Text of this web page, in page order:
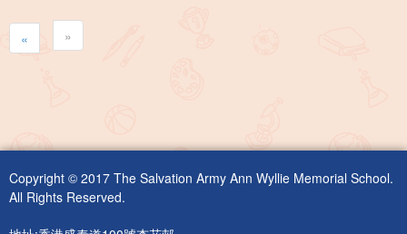
« »
Copyright © 2017 The Salvation Army Ann Wyllie Memorial School.
All Rights Reserved.